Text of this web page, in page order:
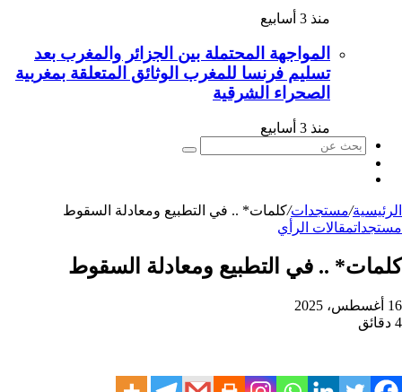
منذ 3 أسابيع
المواجهة المحتملة بين الجزائر والمغرب بعد
تسليم فرنسا للمغرب الوثائق المتعلقة بمغربية
الصحراء الشرقية
منذ 3 أسابيع
بحث
الرئيسية/مستجدات/كلمات* .. في التطبيع ومعادلة السقوط
مستجداتمقالات الرأي
كلمات* .. في التطبيع ومعادلة السقوط
16 أغسطس، 2025
4 دقائق